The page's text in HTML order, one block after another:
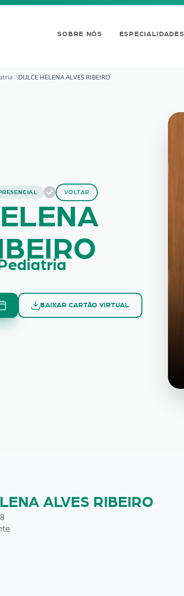
SOBRE NÓS ESPECIALIDADES
DULCE HELENA ALVES RIBEIRO
VOLTAR
ALVES RIBEIRO
Pediatria
BAIXAR CARTÃO VIRTUAL
ALVES RIBEIRO